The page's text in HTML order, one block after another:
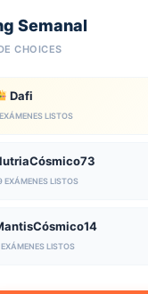
Semanal
CHOICES
Dafi
LISTOS
EXÁMENES LISTOS
LISTOS